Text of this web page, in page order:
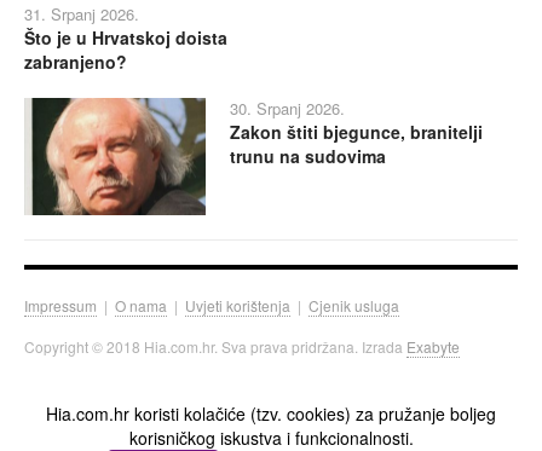
31. Srpanj 2026.
Što je u Hrvatskoj doista
zabranjeno?
30. Srpanj 2026.
Zakon štiti bjegunce, branitelji
trunu na sudovima
Impressum | O nama | Uvjeti korištenja | Cjenik usluga
Copyright © 2018 Hia.com.hr. Sva prava pridržana. Izrada Exabyte
Hia.com.hr koristi kolačiće (tzv. cookies) za pružanje boljeg
korisničkog iskustva i funkcionalnosti.